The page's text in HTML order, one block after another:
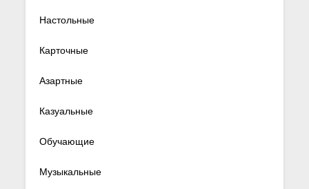
Настольные
Карточные
Азартные
Казуальные
Обучающие
Музыкальные